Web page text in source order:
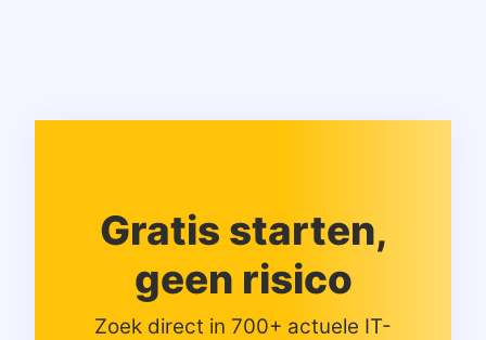
Gratis starten,
geen risico
Zoek direct in 700+ actuele IT-